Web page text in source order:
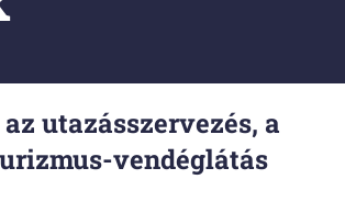
utazásszervezés, a
vendéglátás